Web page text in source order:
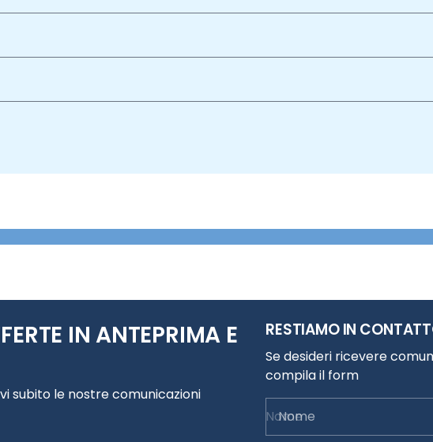
IN ANTEPRIMA E
subito le nostre comunicazioni
RESTIAMO IN
Se desideri ricevere
compila il form
Nome